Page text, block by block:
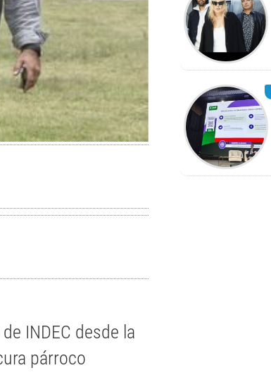
INDEC desde la
párroco